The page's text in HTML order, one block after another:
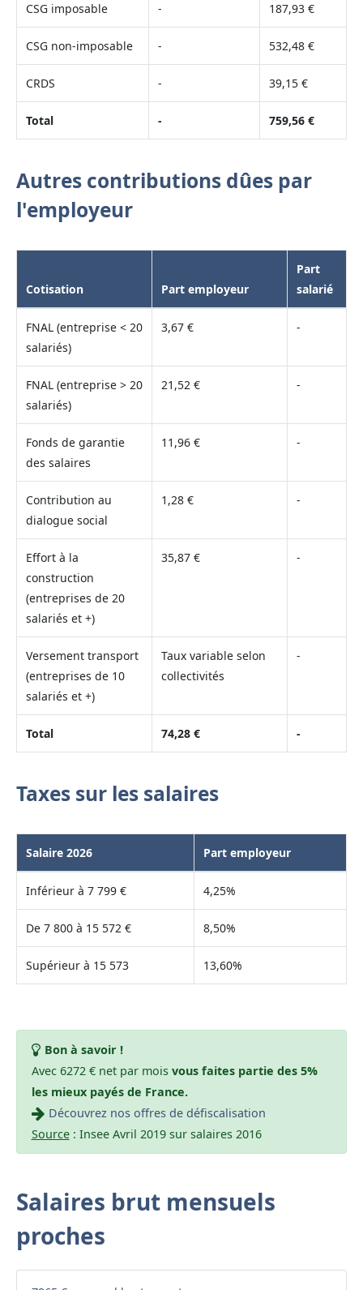
CSG imposable - 187,93 €
CSG non-imposable - 532,48 €
CRDS - 39,15 €
Total - 759,56 €
Autres contributions dûes par
l'employeur
Cotisation Part employeur
Part
salarié
FNAL (entreprise < 20
salariés)
3,67 € -
FNAL (entreprise > 20
salariés)
21,52 € -
Fonds de garantie
des salaires
11,96 € -
Contribution au
dialogue social
1,28 € -
Effort à la
construction
(entreprises de 20
salariés et +)
35,87 € -
Versement transport
(entreprises de 10
salariés et +)
Taux variable selon
collectivités
-
Total 74,28 € -
Taxes sur les salaires
Salaire 2026 Part employeur
Inférieur à 7 799 € 4,25%
De 7 800 à 15 572 € 8,50%
Supérieur à 15 573 13,60%
Bon à savoir !
Avec 6272 € net par mois vous faites partie des 5%
les mieux payés de France.
Découvrez nos offres de défiscalisation
Source: Insee Avril 2019 sur salaires 2016
Salaires brut mensuels
proches